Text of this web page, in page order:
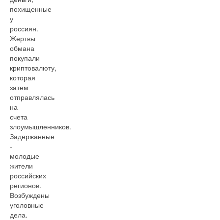
похищенные
у
россиян.
Жертвы
обмана
покупали
криптовалюту,
которая
затем
отправлялась
на
счета
злоумышленников.
Задержанные
-
молодые
жители
российских
регионов.
Возбуждены
уголовные
дела.